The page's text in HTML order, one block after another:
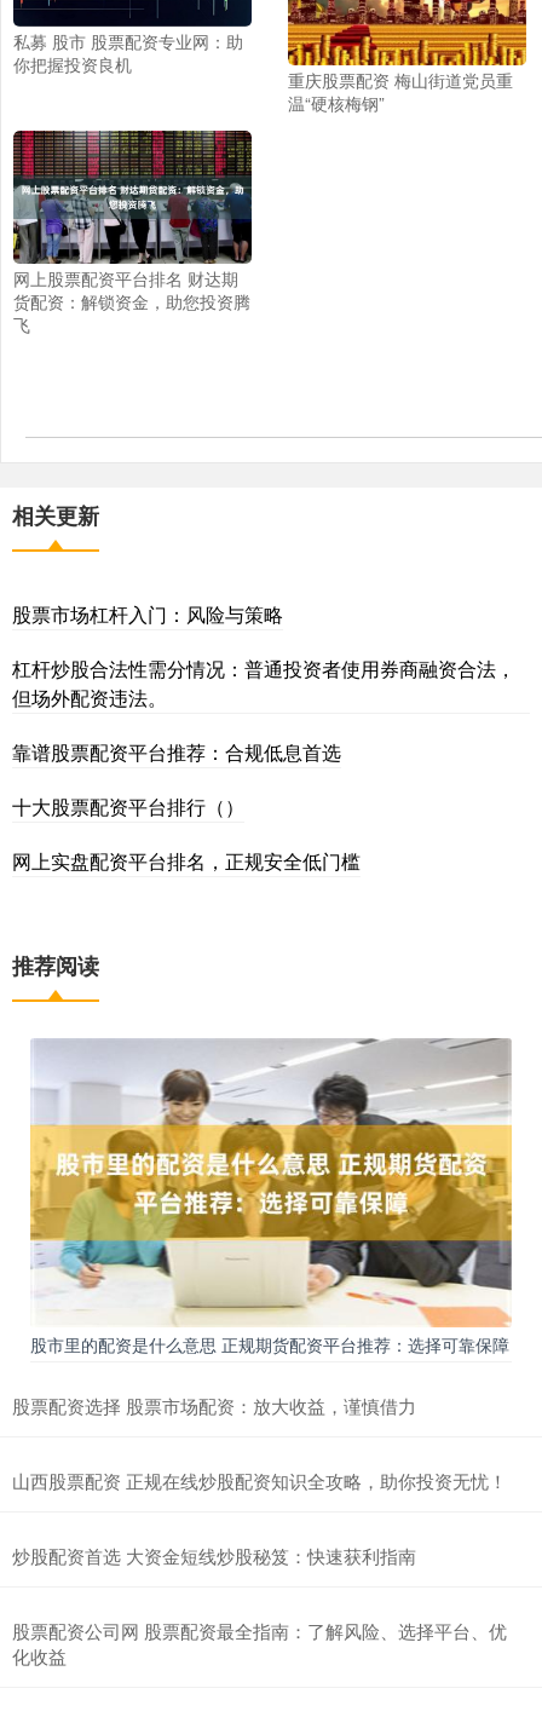
私募 股市 股票配资专业网：助
你把握投资良机
重庆股票配资 梅山街道党员重
温“硬核梅钢”
网上股票配资平台排名 财达期
货配资：解锁资金，助您投资腾
飞
相关更新
股票市场杠杆入门：风险与策略
杠杆炒股合法性需分情况：普通投资者使用券商融资合法，
但场外配资违法。
靠谱股票配资平台推荐：合规低息首选
十大股票配资平台排行（）
网上实盘配资平台排名，正规安全低门槛
推荐阅读
股市里的配资是什么意思 正规期货配资平台推荐：选择可靠保障
股票配资选择 股票市场配资：放大收益，谨慎借力
山西股票配资 正规在线炒股配资知识全攻略，助你投资无忧！
炒股配资首选 大资金短线炒股秘笈：快速获利指南
股票配资公司网 股票配资最全指南：了解风险、选择平台、优
化收益